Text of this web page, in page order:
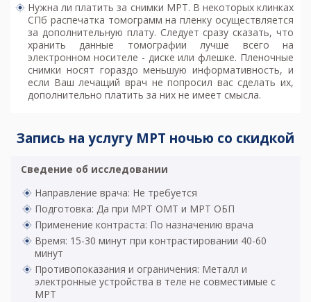
Нужна ли платить за снимки МРТ. В некоторых клинках
СПб распечатка томограмм на пленку осуществляется
за дополнительную плату. Следует сразу сказать, что
хранить данные томографии лучше всего на
электронном носителе - диске или флешке. Пленочные
снимки носят гораздо меньшую информативность, и
если Ваш лечащий врач не попросил вас сделать их,
дополнительно платить за них не имеет смысла.
Запись на услугу МРТ ночью со скидкой
Сведение об исследовании
Направление врача: Не требуется
Подготовка: Да при МРТ ОМТ и МРТ ОБП
Применение контраста: По назначению врача
Время: 15-30 минут при контрастировании 40-60
минут
Противопоказания и ограничения: Металл и
электронные устройства в теле не совместимые с
МРТ